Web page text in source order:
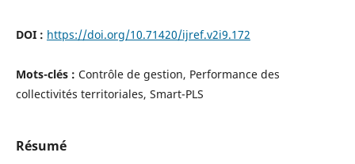
DOI : https://doi.org/10.71420/ijref.v2i9.172
Mots-clés : Contrôle de gestion, Performance des
collectivités territoriales, Smart-PLS
Résumé